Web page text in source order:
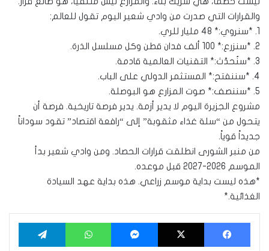
والقرارات التي صدرت من وادي شعير اليوم تقول للعالم:
1. *سنروي:* 48 مليار للري.
2. *سنزرع:* 100 ألف فدان قطن وكل مسلسل الذرة.
3. *سنُحدّث:* التقنيات العالمية قادمة.
4. *سننفتح:* المستثمر الدولي على الباب.
5. *سننصف:* صوت المزارع هو البوصلة.
مشروع الجزيرة اليوم لا يدير أزمة. يدير فرصة تاريخية. فرصة أن
يتحول من “سلة غذاء مثقوبة” إلى “رافعة اقتصاد” تقود سوداناً
جديداً قوياً.
من منبر الشورى انطلقت قرارات الحصاد. ومن وادي شعير بدأ
الموسم 2026-2027 قبل موعده.
*هذه ليست بداية موسم زراعي. هذه بداية عهد السيادة
الغذائية.*
فيسبوك ‫X ماسنجر واتساب